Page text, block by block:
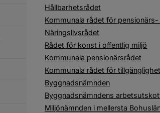
Hållbarhetsrådet
Kommunala rådet för
Näringslivsrådet
Rådet för konst i offentlig miljö
Kommunala pensionärsrådet
Kommunala rådet för
Byggnadsnämnden
Byggnadsnämndens
Miljönämnden i mellersta